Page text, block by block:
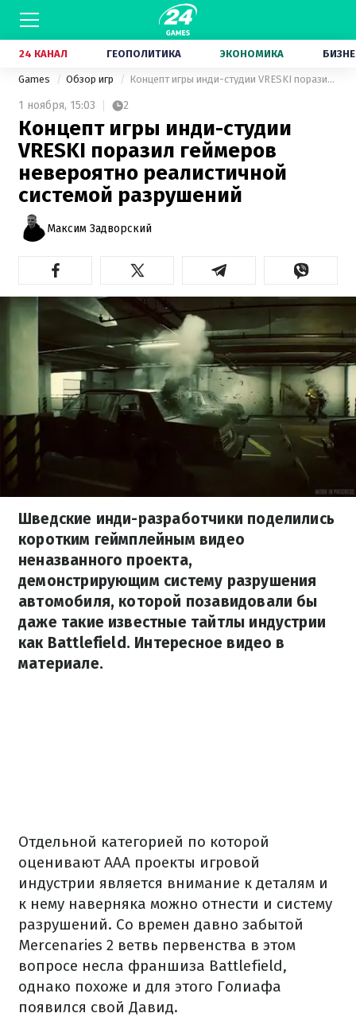
24 КАНАЛ ГЕОПОЛИТИКА ЭКОНОМИКА
Games Обзор игр Концепт игры инди-студии VRESKI поразил геймеров невероятно реалистичной системой разрушений
1 ноября, 15:03 2
Концепт игры инди-студии
VRESKI поразил геймеров
невероятно реалистичной
системой разрушений
Максим Задворский
Шведские инди-разработчики поделились
коротким геймплейным видео
неназванного проекта,
демонстрирующим систему разрушения
автомобиля, которой позавидовали бы
даже такие известные тайтлы индустрии
как Battlefield. Интересное видео в
материале.
Отдельной категорией по которой
оценивают ААА проекты игровой
индустрии является внимание к деталям и
к нему наверняка можно отнести и систему
разрушений. Со времен давно забытой
Mercenaries 2 ветвь первенства в этом
вопросе несла франшиза Battlefield,
однако похоже и для этого Голиафа
появился свой Давид.